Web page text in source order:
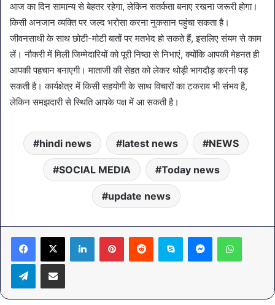
आज का दिन सामान्य से बेहतर रहेगा, लेकिन सतर्कता बनाए रखना जरूरी होगा।
किसी अनजान व्यक्ति पर जल्द भरोसा करना नुकसान पहुंचा सकता है।
जीवनसाथी के साथ छोटी-मोटी बातों पर मतभेद हो सकते हैं, इसलिए संयम से काम
लें। नौकरी में मिली जिम्मेदारियों को पूरी निष्ठा से निभाएं, क्योंकि आपकी मेहनत ही
आपकी पहचान बनाएगी। माताजी की सेहत को लेकर थोड़ी भागदौड़ करनी पड़
सकती है। कार्यक्षेत्र में किसी सहयोगी के साथ विचारों का टकराव भी संभव है,
लेकिन समझदारी से स्थिति आपके पक्ष में आ सकती है।
hindi news latest news NEWS
SOCIAL MEDIA Today news
update news
LinkedInPinterestReddit Skype Messenger
TelegramShare via Email